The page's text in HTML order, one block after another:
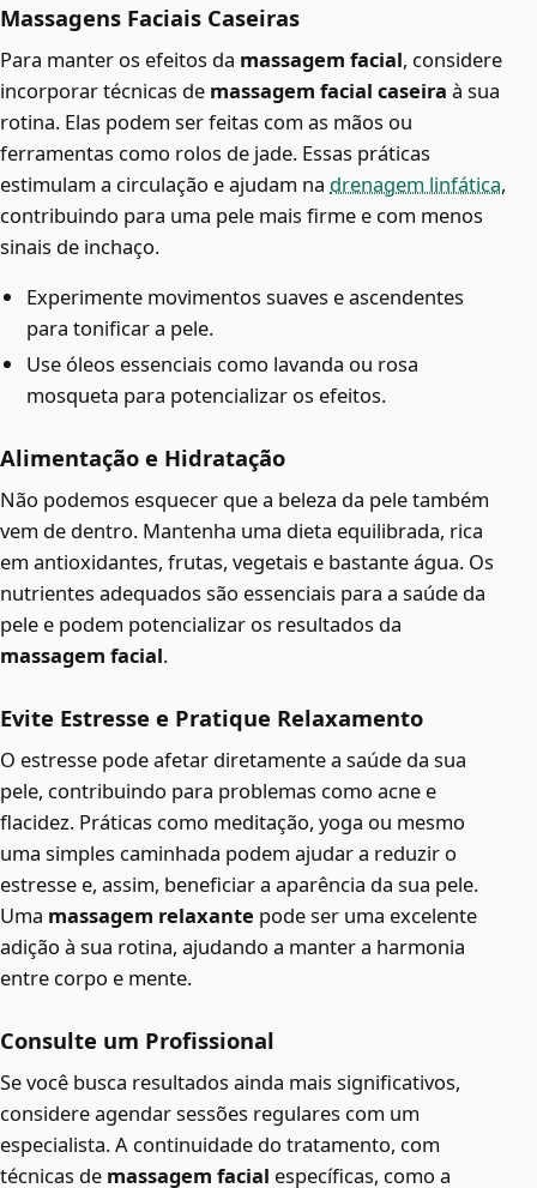
Massagens Faciais Caseiras
Para manter os efeitos da massagem facial, considere
incorporar técnicas de massagem facial caseira à sua
rotina. Elas podem ser feitas com as mãos ou
ferramentas como rolos de jade. Essas práticas
estimulam a circulação e ajudam na drenagem linfática,
contribuindo para uma pele mais firme e com menos
sinais de inchaço.
Experimente movimentos suaves e ascendentes
para tonificar a pele.
Use óleos essenciais como lavanda ou rosa
mosqueta para potencializar os efeitos.
Alimentação e Hidratação
Não podemos esquecer que a beleza da pele também
vem de dentro. Mantenha uma dieta equilibrada, rica
em antioxidantes, frutas, vegetais e bastante água. Os
nutrientes adequados são essenciais para a saúde da
pele e podem potencializar os resultados da
massagem facial.
Evite Estresse e Pratique Relaxamento
O estresse pode afetar diretamente a saúde da sua
pele, contribuindo para problemas como acne e
flacidez. Práticas como meditação, yoga ou mesmo
uma simples caminhada podem ajudar a reduzir o
estresse e, assim, beneficiar a aparência da sua pele.
Uma massagem relaxante pode ser uma excelente
adição à sua rotina, ajudando a manter a harmonia
entre corpo e mente.
Consulte um Profissional
Se você busca resultados ainda mais significativos,
considere agendar sessões regulares com um
especialista. A continuidade do tratamento, com
técnicas de massagem facial específicas, como a